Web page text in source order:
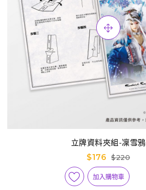
立牌資料夾組-凜雪鴉
$176
$220
加入購物車